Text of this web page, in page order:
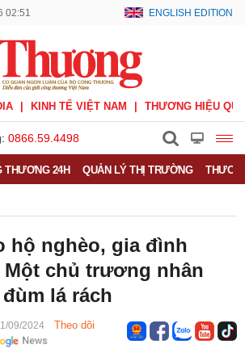
02:51 ENGLISH EDITION
KINH TẾ VIỆT NAM THƯƠNG HIỆU
0866.59.4498
THƯƠNG 24H QUẢN LÝ THỊ TRƯỜNG
hộ nghèo, gia đình
chủ trương nhân
lá rách
09/2024
Theo dõi